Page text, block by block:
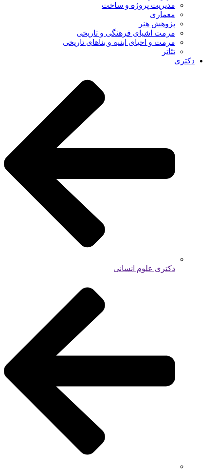
مدیریت پروژه و ساخت
معماری
پژوهش هنر
مرمت اشیای فرهنگی و تاریخی
مرمت و احیای ابنیه و بناهای تاریخی
تئاتر
دکتری
دکتری علوم انسانی